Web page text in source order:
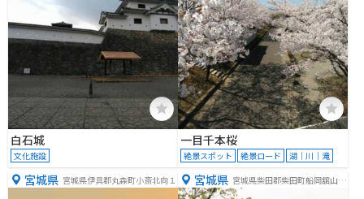
白石城
文化施設
一目千本桜
絶景スポット 絶景ロード 湖｜川｜滝
宮城県 宮城県伊具郡丸森町小斎北向１ 宮城県 宮城県柴田郡柴田町船岡舘山９
５−１